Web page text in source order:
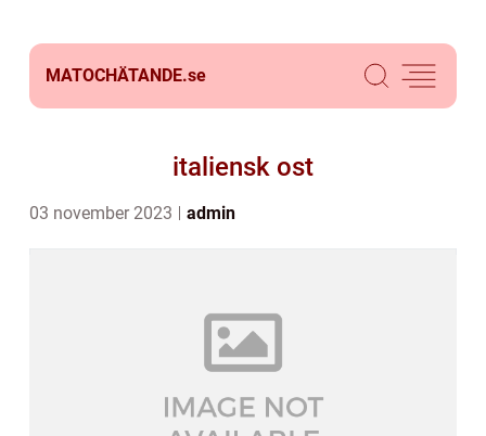
MATOCHÄTANDE.se
italiensk ost
03 november 2023 admin